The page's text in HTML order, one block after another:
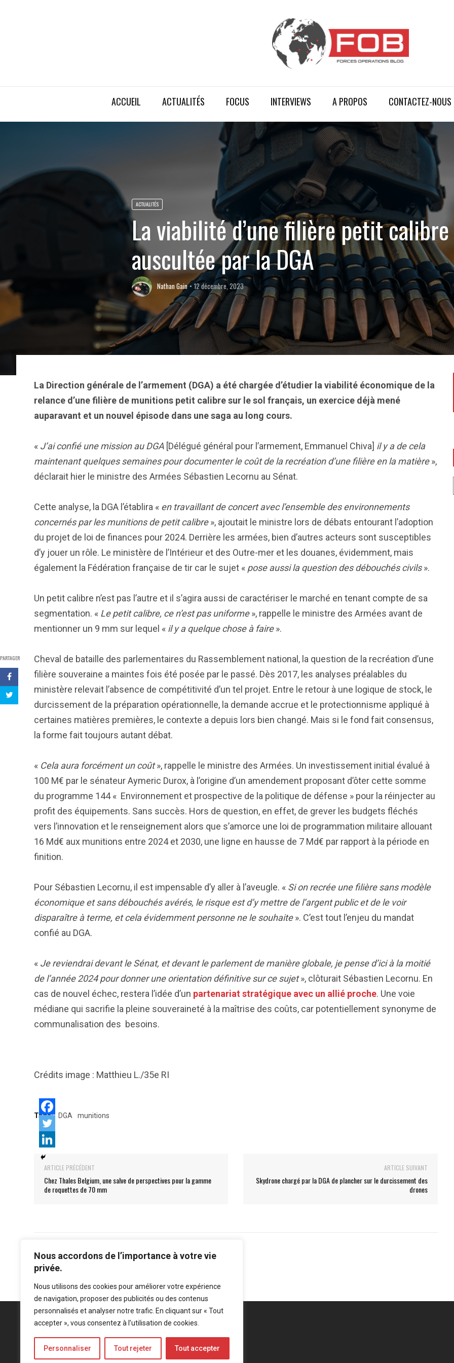
Nous accordons de l’importance à votre vie
privée.
Nous utilisons des cookies pour améliorer votre expérience
de navigation, proposer des publicités ou des contenus
personnalisés et analyser notre trafic. En cliquant sur « Tout
accepter », vous consentez à l’utilisation de cookies.
Personnaliser Tout rejeter Tout accepter
ACCUEIL ACTUALITÉS FOCUS INTERVIEWS A PROPOS CONTACTEZ-NOUS
ACTUALITÉS
La viabilité d’une filière petit
auscultée par la DGA
Nathan Gain 12 décembre, 2023
PARTAGER
La Direction générale de l’armement (DGA) a été chargée d’étudier la viabilité économique de la
relance d’une filière de munitions petit calibre sur le sol français, un exercice déjà mené
auparavant et un nouvel épisode dans une saga au long cours.
« J’ai confié une mission au DGA [Délégué général pour l’armement, Emmanuel Chiva] il y a de cela
maintenant quelques semaines pour documenter le coût de la recréation d’une filière en la matière»,
déclarait hier le ministre des Armées Sébastien Lecornu au Sénat.
Cette analyse, la DGA l’établira « en travaillant de concert avec l’ensemble des environnements
concernés par les munitions de petit calibre», ajoutait le ministre lors de débats entourant l’adoption
du projet de loi de finances pour 2024. Derrière les armées, bien d’autres acteurs sont susceptibles
d’y jouer un rôle. Le ministère de l’Intérieur et des Outre-mer et les douanes, évidemment, mais
également la Fédération française de tir car le sujet « pose aussi la question des débouchés civils».
Un petit calibre n’est pas l’autre et il s’agira aussi de caractériser le marché en tenant compte de sa
segmentation. « Le petit calibre, ce n’est pas uniforme», rappelle le ministre des Armées avant de
mentionner un 9 mm sur lequel « il y a quelque chose à faire».
Cheval de bataille des parlementaires du Rassemblement national, la question de la recréation d’une
filière souveraine a maintes fois été posée par le passé. Dès 2017, les analyses préalables du
ministère relevait l’absence de compétitivité d’un tel projet. Entre le retour à une logique de stock, le
durcissement de la préparation opérationnelle, la demande accrue et le protectionnisme appliqué à
certaines matières premières, le contexte a depuis lors bien changé. Mais si le fond fait consensus,
la forme fait toujours autant débat.
« Cela aura forcément un coût», rappelle le ministre des Armées. Un investissement initial évalué à
100 M€ par le sénateur Aymeric Durox, à l’origine d’un amendement proposant d’ôter cette somme
du programme 144 « Environnement et prospective de la politique de défense » pour la réinjecter au
profit des équipements. Sans succès. Hors de question, en effet, de grever les budgets fléchés
vers l’innovation et le renseignement alors que s’amorce une loi de programmation militaire allouant
16 Md€ aux munitions entre 2024 et 2030, une ligne en hausse de 7 Md€ par rapport à la période en
finition.
Pour Sébastien Lecornu, il est impensable d’y aller à l’aveugle. « Si on recrée une filière sans modèle
économique et sans débouchés avérés, le risque est d’y mettre de l’argent public et de le voir
disparaître à terme, et cela évidemment personne ne le souhaite». C’est tout l’enjeu du mandat
confié au DGA.
« Je reviendrai devant le Sénat, et devant le parlement de manière globale, je pense d’ici à la moitié
de l’année 2024 pour donner une orientation définitive sur ce sujet», clôturait Sébastien Lecornu. En
cas de nouvel échec, restera l’idée d’un partenariat stratégique avec un allié proche. Une voie
médiane qui sacrifie la pleine souveraineté à la maîtrise des coûts, car potentiellement synonyme de
communalisation des besoins.
Crédits image : Matthieu L./35e RI
Tags: DGA munitions
ARTICLE PRÉCÉDENT
Chez Thales Belgium, une salve de perspectives pour la gamme
de roquettes de 70 mm
ARTICLE SUIVANT
Skydrone chargé par la DGA de plancher sur le durcissement des
drones
Mentions légales-Politique de confidentialité